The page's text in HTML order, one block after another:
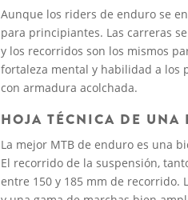
Aunque los riders de enduro se
para principiantes. Las carreras
y los recorridos son los mismos
fortaleza mental y habilidad a los
con armadura acolchada.
HOJA TÉCNICA DE UNA
La mejor MTB de enduro es una
El recorrido de la suspensión,
entre 150 y 185 mm de recorrido.